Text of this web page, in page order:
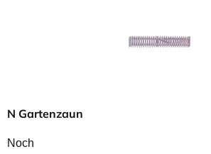
N Gartenzaun
Noch